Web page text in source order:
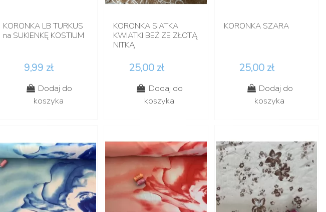
KORONKA LB TURKUS
na SUKIENKĘ KOSTIUM
9,99 zł
Dodaj do
koszyka
KORONKA SIATKA
KWIATKI BEŻ ZE ZŁOTĄ
NITKĄ
25,00 zł
Dodaj do
koszyka
KORONKA SZARA
25,00 zł
Dodaj do
koszyka